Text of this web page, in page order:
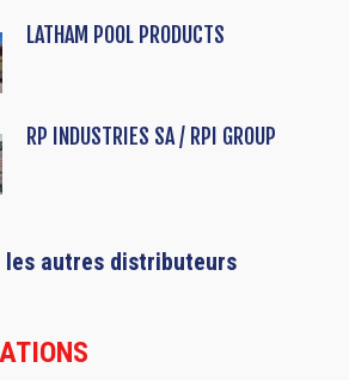
LATHAM POOL PRODUCTS
RP INDUSTRIES SA / RPI GROUP
les autres distributeurs